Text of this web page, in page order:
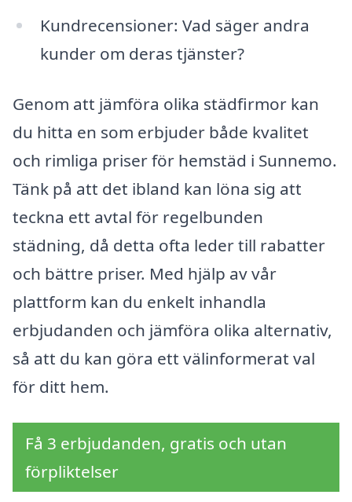
Kundrecensioner: Vad säger andra
kunder om deras tjänster?
Genom att jämföra olika städfirmor kan
du hitta en som erbjuder både kvalitet
och rimliga priser för hemstäd i Sunnemo.
Tänk på att det ibland kan löna sig att
teckna ett avtal för regelbunden
städning, då detta ofta leder till rabatter
och bättre priser. Med hjälp av vår
plattform kan du enkelt inhandla
erbjudanden och jämföra olika alternativ,
så att du kan göra ett välinformerat val
för ditt hem.
Få 3 erbjudanden, gratis och utan
förpliktelser